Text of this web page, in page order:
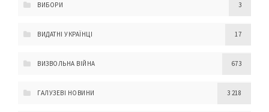
ВИБОРИ 3
ВИДАТНІ УКРАЇНЦІ 17
ВИЗВОЛЬНА ВІЙНА 673
ГАЛУЗЕВІ НОВИНИ 3 218